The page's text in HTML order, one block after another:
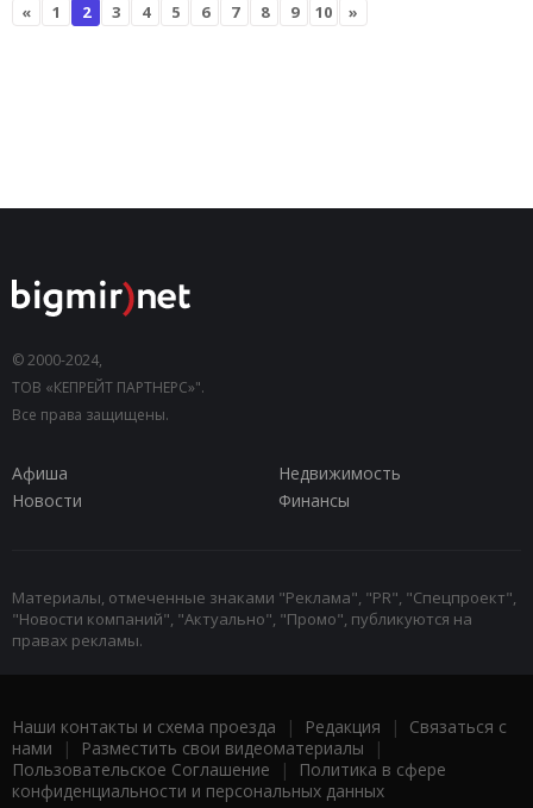
« 1 2 3 4 5 6 7 8 9 10 »
© 2000-2024,
ТОВ «КЕПРЕЙТ ПАРТНЕРС»".
Все права защищены.
Афиша
Недвижимость
Новости
Финансы
Материалы, отмеченные знаками "Реклама", "PR", "Спецпроект",
"Новости компаний", "Актуально", "Промо", публикуются на
правах рекламы.
Наши контакты и схема проезда | Редакция | Связаться с
нами | Разместить свои видеоматериалы |
Пользовательское Соглашение |
Политика в сфере
конфиденциальности и персональных данных